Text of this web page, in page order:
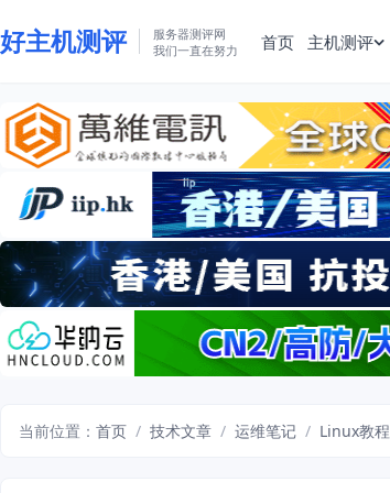
好主机测评
服务器测评网
我们一直在努力
首页 主机测评
当前位置： 首页 / 技术文章 / 运维笔记 / Linux教程